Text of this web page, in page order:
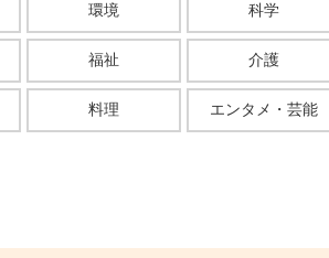
環境 科学
福祉 介護
料理 エンタメ・芸能